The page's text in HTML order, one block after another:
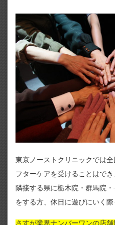
東京ノーストクリニックでは
フターケアを受けることはでき
隣接する県に栃木院・群馬院
をする方、休日に遊びにいく
さすが業界ナンバーワンの店